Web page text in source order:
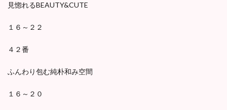
見惚れるBEAUTY&CUTE
１６～２２
４２番
ふんわり包む純朴和み空間
１６～２０